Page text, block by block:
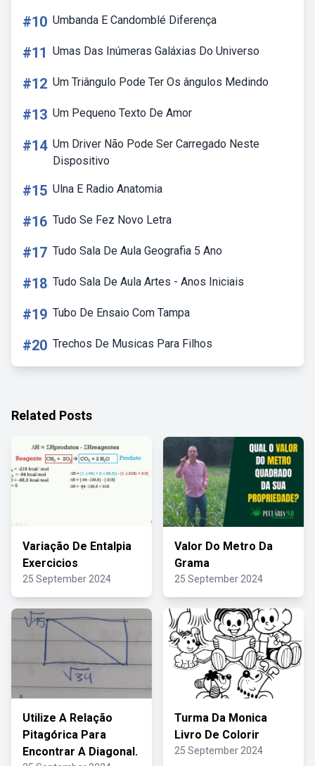
#10 Umbanda E Candomblé Diferença
#11 Umas Das Inúmeras Galáxias Do Universo
#12 Um Triângulo Pode Ter Os ângulos Medindo
#13 Um Pequeno Texto De Amor
#14 Um Driver Não Pode Ser Carregado Neste
Dispositivo
#15 Ulna E Radio Anatomia
#16 Tudo Se Fez Novo Letra
#17 Tudo Sala De Aula Geografia 5 Ano
#18 Tudo Sala De Aula Artes - Anos Iniciais
#19 Tubo De Ensaio Com Tampa
#20 Trechos De Musicas Para Filhos
Related Posts
Variação De Entalpia
Exercicios
25 September 2024
Valor Do Metro Da
Grama
25 September 2024
Utilize A Relação
Pitagórica Para
Encontrar A Diagonal.
Turma Da Monica
Livro De Colorir
25 September 2024